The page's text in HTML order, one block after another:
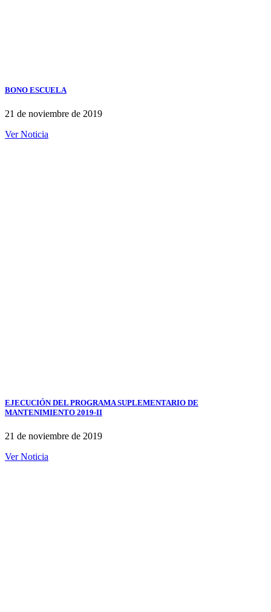
BONO ESCUELA
21 de noviembre de 2019
Ver Noticia
EJECUCIÓN DEL PROGRAMA SUPLEMENTARIO DE
MANTENIMIENTO 2019-II
21 de noviembre de 2019
Ver Noticia